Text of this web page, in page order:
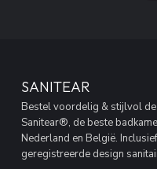
SANITEAR
Bestel voordelig & stijlvol
Sanitear®, de beste
Nederland en België.
geregistreerde design